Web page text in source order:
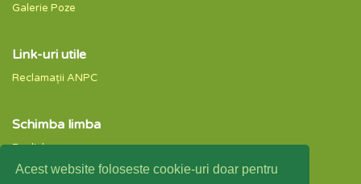
Acest website foloseste cookie-uri doar pentru
Galerie Poze
Link-uri utile
Reclamații ANPC
Schimba limba
English
Romana